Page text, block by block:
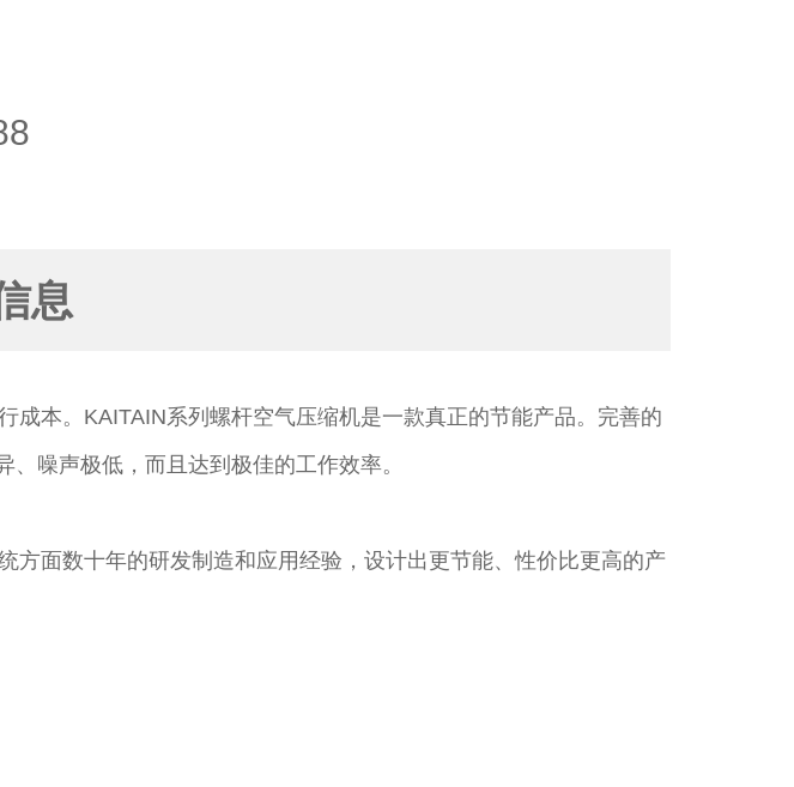
息
本。KAITAIN系列螺杆空气压缩机是一款真正的节能产品。完善的
噪声极低，而且达到极佳的工作效率。
面数十年的研发制造和应用经验，设计出更节能、性价比更高的产